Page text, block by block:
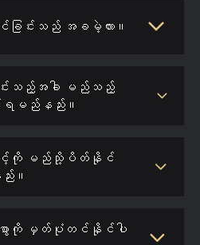
ြင်းသည် အခမဲ့လား။
င်းသည့်အခါ မည်သည့်
ရမည်နည်း။
ာင့်ကို မည်သို့ပိတ်နိုင်
။
းစွာကို မှတ်ပုံတင်နိုင်ပါ